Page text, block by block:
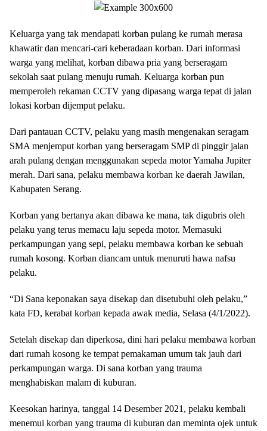
Keluarga yang tak mendapati korban pulang ke rumah merasa
khawatir dan mencari-cari keberadaan korban. Dari informasi
warga yang melihat, korban dibawa pria yang berseragam
sekolah saat pulang menuju rumah. Keluarga korban pun
memperoleh rekaman CCTV yang dipasang warga tepat di jalan
lokasi korban dijemput pelaku.
Dari pantauan CCTV, pelaku yang masih mengenakan seragam
SMA menjemput korban yang berseragam SMP di pinggir jalan
arah pulang dengan menggunakan sepeda motor Yamaha Jupiter
merah. Dari sana, pelaku membawa korban ke daerah Jawilan,
Kabupaten Serang.
Korban yang bertanya akan dibawa ke mana, tak digubris oleh
pelaku yang terus memacu laju sepeda motor. Memasuki
perkampungan yang sepi, pelaku membawa korban ke sebuah
rumah kosong. Korban diancam untuk menuruti hawa nafsu
pelaku.
“Di Sana keponakan saya disekap dan disetubuhi oleh pelaku,”
kata FD, kerabat korban kepada awak media, Selasa (4/1/2022).
Setelah disekap dan diperkosa, dini hari pelaku membawa korban
dari rumah kosong ke tempat pemakaman umum tak jauh dari
perkampungan warga. Di sana korban yang trauma
menghabiskan malam di kuburan.
Keesokan harinya, tanggal 14 Desember 2021, pelaku kembali
menemui korban yang trauma di kuburan dan meminta ojek untuk